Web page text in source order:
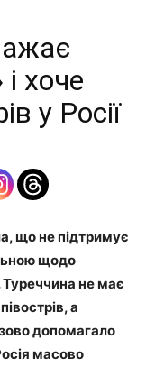
хоче
у Росії
що не підтримує
щодо
Туреччина не має
а
допомагало
масово